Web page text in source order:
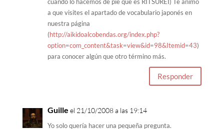
a que visites el apartado de vocabulario japonés en
nuestra página
(http://aikidoalcobendas.org/index.php?
option=com_content&task=view&id=98&Itemid=43)
para conocer algún que otro término más.
Responder
Guille el 21/10/2008 a las 19:14
Yo solo quería hacer una pequeña pregunta.